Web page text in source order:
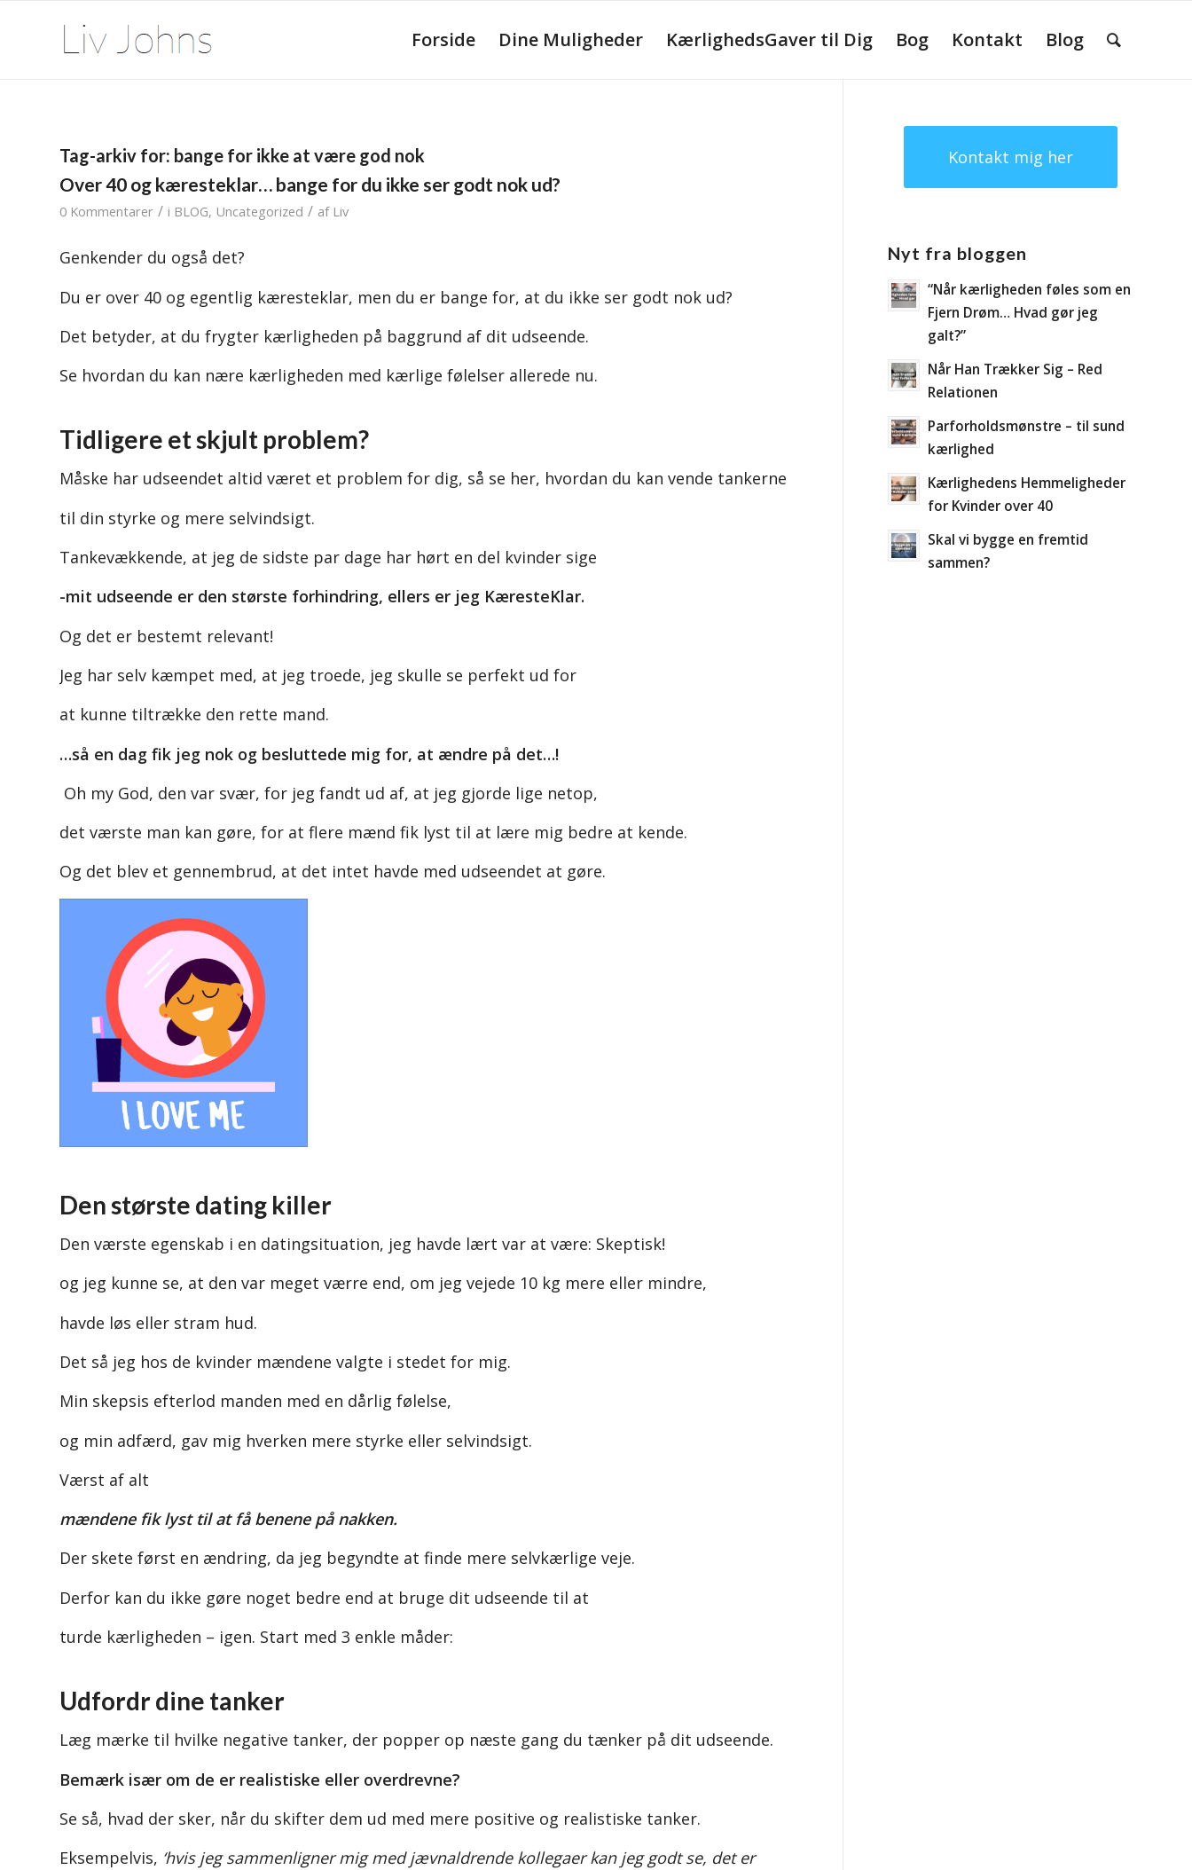
Forside Dine Muligheder KærlighedsGaver til Dig Bog Kontakt Blog
Tag-arkiv for: bange for ikke at være god nok
Over 40 og kæresteklar… bange for du ikke ser godt nok ud?
0 Kommentarer / i BLOG, Uncategorized / af Liv
Genkender du også det?
Du er over 40 og egentlig kæresteklar, men du er bange for, at du ikke ser godt nok ud?
Det betyder, at du frygter kærligheden på baggrund af dit udseende.
Se hvordan du kan nære kærligheden med kærlige følelser allerede nu.
Tidligere et skjult problem?
Måske har udseendet altid været et problem for dig, så se her, hvordan du kan vende tankerne
til din styrke og mere selvindsigt.
Tankevækkende, at jeg de sidste par dage har hørt en del kvinder sige
-mit udseende er den største forhindring, ellers er jeg KæresteKlar.
Og det er bestemt relevant!
Jeg har selv kæmpet med, at jeg troede, jeg skulle se perfekt ud for
at kunne tiltrække den rette mand.
…så en dag fik jeg nok og besluttede mig for, at ændre på det…!
Oh my God, den var svær, for jeg fandt ud af, at jeg gjorde lige netop,
det værste man kan gøre, for at flere mænd fik lyst til at lære mig bedre at kende.
Og det blev et gennembrud, at det intet havde med udseendet at gøre.
Den største dating killer
Den værste egenskab i en datingsituation, jeg havde lært var at være: Skeptisk!
og jeg kunne se, at den var meget værre end, om jeg vejede 10 kg mere eller mindre,
havde løs eller stram hud.
Det så jeg hos de kvinder mændene valgte i stedet for mig.
Min skepsis efterlod manden med en dårlig følelse,
og min adfærd, gav mig hverken mere styrke eller selvindsigt.
Værst af alt
mændene fik lyst til at få benene på nakken.
Der skete først en ændring, da jeg begyndte at finde mere selvkærlige veje.
Derfor kan du ikke gøre noget bedre end at bruge dit udseende til at
turde kærligheden – igen. Start med 3 enkle måder:
Udfordr dine tanker
Læg mærke til hvilke negative tanker, der popper op næste gang du tænker på dit udseende.
Bemærk især om de er realistiske eller overdrevne?
Se så, hvad der sker, når du skifter dem ud med mere positive og realistiske tanker.
Eksempelvis, ‘hvis jeg sammenligner mig med jævnaldrende kollegaer kan jeg godt se, det er
Kontakt mig her
Nyt fra bloggen
“Når kærligheden føles som en
Fjern Drøm… Hvad gør jeg
galt?”
Når Han Trækker Sig – Red
Relationen
Parforholdsmønstre – til sund
kærlighed
Kærlighedens Hemmeligheder
for Kvinder over 40
Skal vi bygge en fremtid
sammen?